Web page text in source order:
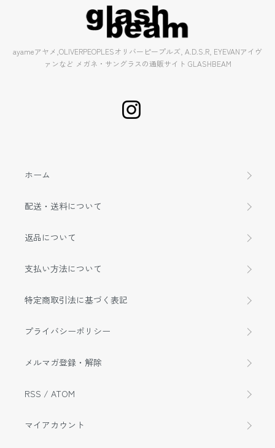
ayameアヤメ,OLIVERPEOPLESオリバーピープルズ, A.D.S.R, EYEVANアイヴ
ァンなど メガネ・サングラスの通販サイト GLASHBEAM
ホーム
配送・送料について
返品について
支払い方法について
特定商取引法に基づく表記
プライバシーポリシー
メルマガ登録・解除
RSS / ATOM
マイアカウント